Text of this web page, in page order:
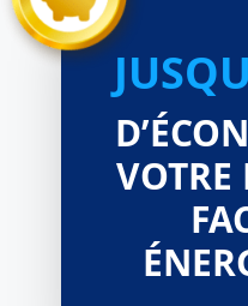
VOTRE